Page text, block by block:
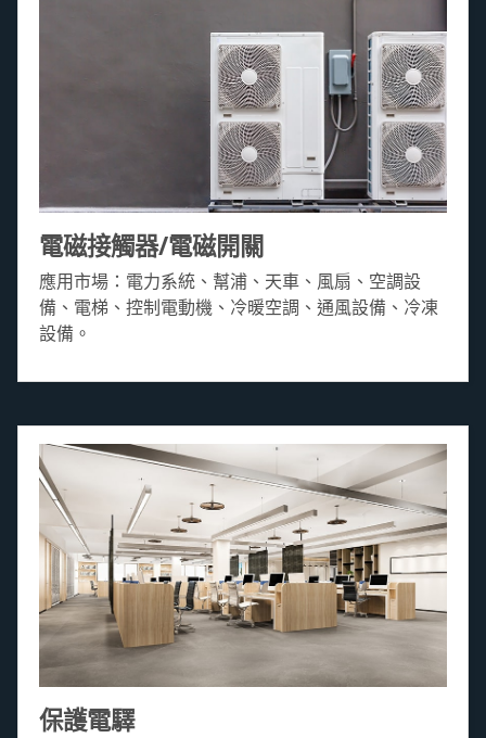
電磁接觸器/電磁開關
應用市場：電力系統、幫浦、天車、風扇、空調設
備、電梯、控制電動機、冷暖空調、通風設備、冷凍
設備。
保護電驛